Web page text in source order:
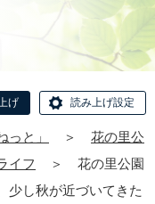
げ 読み上げ設定
と」 ＞
花の里公
イフ ＞
花の里公園
し秋が近づいてきた